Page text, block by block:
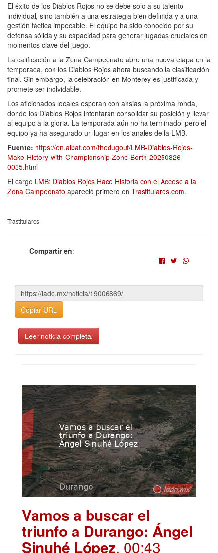
El éxito de los Diablos Rojos no se debe solo a su talento
individual, sino también a una estrategia bien definida y a una
gestión táctica impecable. El equipo ha sido conocido por su
defensa sólida y su capacidad para generar jugadas cruciales en
momentos clave del juego.
La calificación a la Zona Campeonato abre una nueva etapa en la
temporada, con los Diablos Rojos ahora buscando la clasificación
final. Sin embargo, la celebración en Monterey es justificada y
promete ser inolvidable.
Los aficionados locales esperan con ansias la próxima ronda,
donde los Diablos Rojos intentarán consolidar su posición y llevar
al equipo a la gloria. La temporada aún no ha terminado, pero el
equipo ya ha asegurado un lugar en los anales de la LMB.
Fuente: https://en.albat.com/thedugout/LMB-Diablos-Rojos-
Make-History-with-Championship-Zone-Berth-20250826-
0035.html
El cargo LMB: Diablos Rojos Hace Historia con el Acceso a la
Zona Campeonato apareció primero en Trastitulares.com.
Trastitulares
Compartir en:
Copiar URL
Leer noticia completa.
Vamos a buscar el
triunfo a Durango: Ángel
Sinuhé López. 00:43